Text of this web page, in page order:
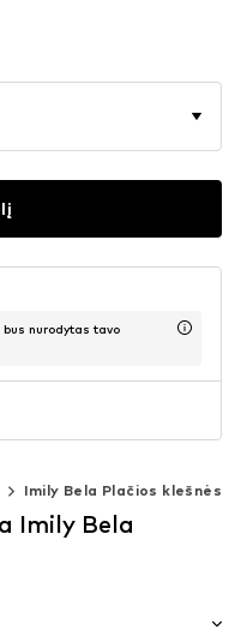
nurodytas tavo
Imily Bela Plačios klešnės
Imily Bela